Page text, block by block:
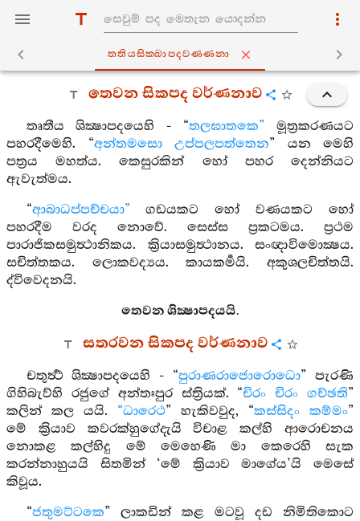
තතියසික‍්ඛාපදවණ‍්ණනා
තෙවන සිකපද වර්ණනාව
තෘතීය ශික්‍ෂාපදයෙහි - “තලඝාතකෙ” මූත්‍රකරණයට
පහරදීමෙහි. “අන්තමසො උප්පලපත්තෙන” යන මෙහි
පත්‍රය මහත්ය. කෙසුරකින් හෝ පහර දෙන්නියට
ඇවැත්මය.
“ආබාධප්පච්චයා” ගඩයකට හෝ වණයකට හෝ
පහරදීම වරද නොවේ. සෙස්ස ප්‍රකටමය. ප්‍රථම
පාරාජිකසමුත්‍ථානිකය. ක්‍රියාසමුත්‍ථානය. සංඥාවිමොක්‍ෂය.
සචිත්තකය. ලොකවද්‍යය. කායකර්‍මයි. අකුශලචිත්තයි.
ද්විවෙදනයි.
තෙවන ශික්‍ෂාපදයයි.
සතරවන සිකපද වර්ණනාව
චතුර්‍ත්‍ථ ශික්‍ෂාපදයෙහි - “පුරාණරාජොරොධො” පැරණි
ගිහිබැව්හි රජුගේ අන්තඃපුර ස්ත්‍රියක්. “චිරං චිරං ගච්ඡති”
කලින් කල යයි. “ධාරෙථ” හැකිවවුද, “කස්සිදං කම්මං”
මේ ක්‍රියාව කවරක්හුගේදැයි විචාළ කල්හි ආරොචනය
නොකළ කල්හිදු මේ මෙහෙණි මා කෙරෙහි සැක
කරන්නාහුයයි සිතමින් ‘මේ ක්‍රියාව මාගේය’යි මෙසේ
කිවූය.
“ජතුමට්ටකෙ” ලාකඩින් කළ මටවූ දඩ නිමිතිකොට